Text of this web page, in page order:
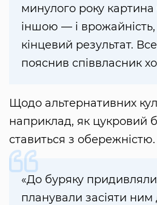
минулого року
іншою — і врожайність,
кінцевий результат.
пояснив співвласник
Щодо альтернативних
наприклад, як цукровий
ставиться з обережністю.
«До буряку
планували засіяти ним